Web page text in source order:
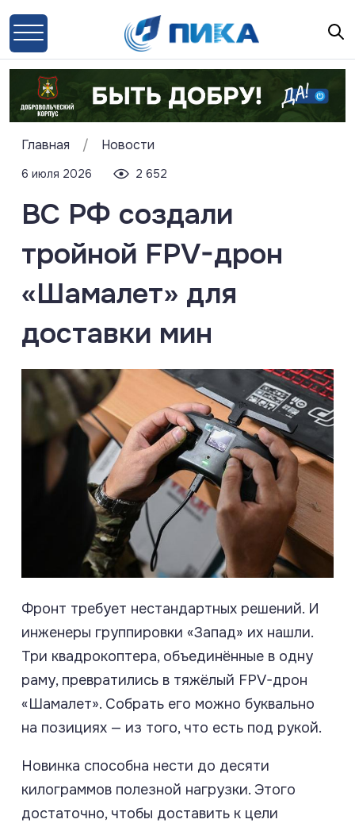
Главная / Новости
6 июля 2026 2 652
ВС РФ создали
тройной FPV-дрон
«Шамалет» для
доставки мин
Фронт требует нестандартных решений. И
инженеры группировки «Запад» их нашли.
Три квадрокоптера, объединённые в одну
раму, превратились в тяжёлый FPV-дрон
«Шамалет». Собрать его можно буквально
на позициях — из того, что есть под рукой.
Новинка способна нести до десяти
килограммов полезной нагрузки. Этого
достаточно, чтобы доставить к цели